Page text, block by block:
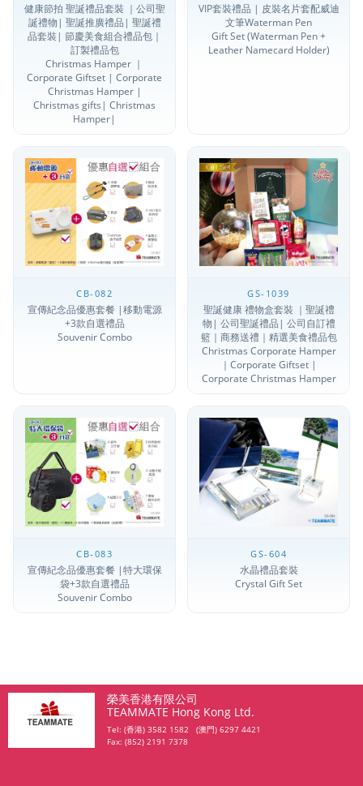
健康節拍 聖誕禮品套裝 ｜公司聖
誕禮物| 聖誕推廣禮品| 聖誕禮
品套裝| 節慶美食組合禮品包｜
訂製禮品包
Christmas Hamper ｜
Corporate Giftset | Corporate
Christmas Hamper |
Christmas gifts| Christmas
Hamper|
VIP套裝禮品 | 皮裝名片套配威迪
文筆Waterman Pen
Gift Set (Waterman Pen +
Leather Namecard Holder)
CB-082
宣傳紀念品優惠套餐 |移動電源
+3款自選禮品
Souvenir Combo
GS-1039
聖誕健康 禮物盒套裝 ｜聖誕禮
物| 公司聖誕禮品| 公司自訂禮
籃｜商務送禮｜精選美食禮品包
Christmas Corporate Hamper
｜Corporate Giftset |
Corporate Christmas Hamper
CB-083
宣傳紀念品優惠套餐 |特大環保
袋+3款自選禮品
Souvenir Combo
GS-604
水晶禮品套裝
Crystal Gift Set
榮美香港有限公司
TEAMMATE Hong Kong Ltd.
Tel: (香港) 3582 1582 (澳門) 6297 4421
Fax: (852) 2191 7378